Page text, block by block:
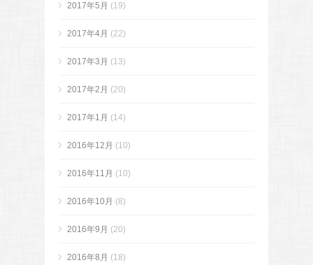
2017年5月 (19)
2017年4月 (22)
2017年3月 (13)
2017年2月 (20)
2017年1月 (14)
2016年12月 (10)
2016年11月 (10)
2016年10月 (8)
2016年9月 (20)
2016年8月 (18)